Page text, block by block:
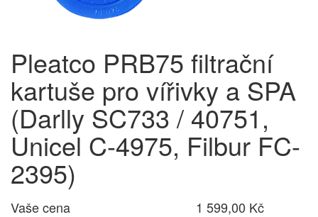
Pleatco PRB75 filtrační
kartuše pro vířivky a SPA
(Darlly SC733 / 40751,
Unicel C-4975, Filbur FC-
2395)
Vaše cena
1 599,00 Kč